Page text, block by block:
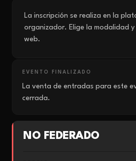
La inscripción se realiza en la
organizador. Elige la modalidad
web.
EVENTO FINALIZADO
La venta de entradas para este
cerrada.
NO FEDERADO